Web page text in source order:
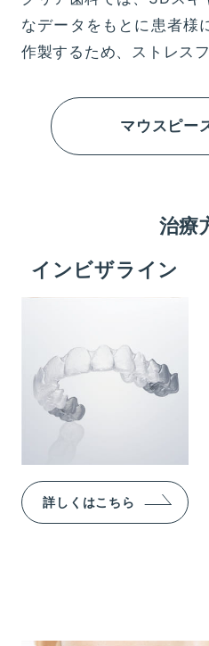
なデータをもとに患者様
作製するため、ストレス
マウスピー
治療
インビザライン
詳しくはこちら